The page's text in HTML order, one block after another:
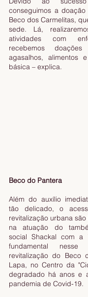
conseguimos a
Beco dos Carmelitas,
sede. Lá,
atividades com
recebemos
agasalhos, alimentos
básica – explica.
Beco do Pantera
Além do auxílio
tão delicado, o
revitalização urbana
na atuação do
social Shackal com a
fundamental
revitalização do Beco
Lapa, no Centro da
degradado há anos e
pandemia de Covid-19.